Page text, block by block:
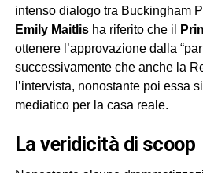
intenso dialogo tra Buckingham
Emily Maitlisha riferito che il
ottenere l’approvazione dalla
successivamente che anche la
l’intervista, nonostante poi essa
mediatico per la casa reale.
la veridicità di scoop